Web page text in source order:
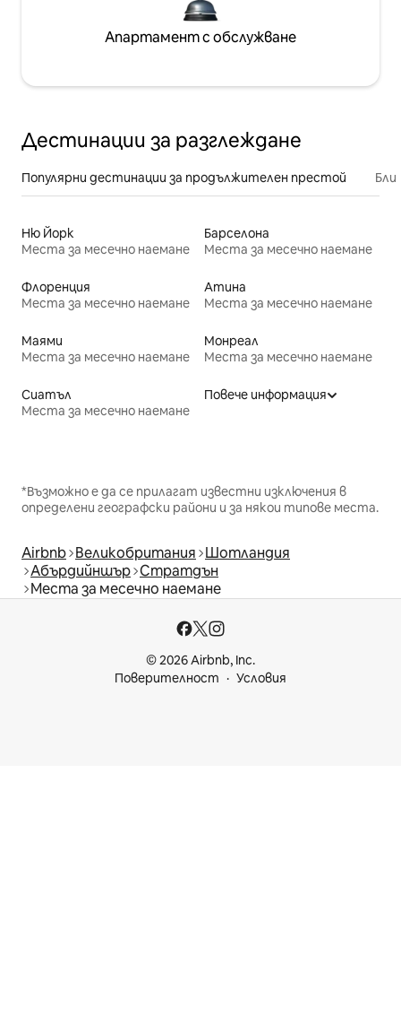
Апартамент с обслужване
Дестинации за разглеждане
Популярни дестинации за продължителен престой
Ню Йорк
Места за месечно наемане
Барселона
Места за месечно наемане
Флоренция
Места за месечно наемане
Атина
Места за месечно наемане
Маями
Места за месечно наемане
Монреал
Места за месечно наемане
Сиатъл
Места за месечно наемане
Повече информация
*Възможно е да се прилагат известни изключения в
определени географски райони и за някои типове места.
Airbnb Великобритания Шотландия
Абърдийншър Стратдън
Места за месечно наемане
© 2026 Airbnb, Inc.
Поверителност
Условия